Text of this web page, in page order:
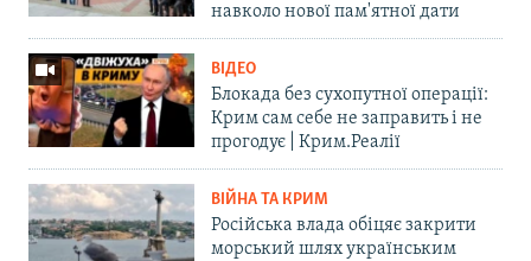
навколо нової пам'ятної дати
ВІДЕО
Блокада без сухопутної операції:
Крим сам себе не заправить і не
прогодує | Крим.Реалії
ВІЙНА ТА КРИМ
Російська влада обіцяє закрити
морський шлях українським